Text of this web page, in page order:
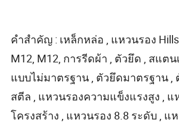
คำสำคัญ : เหล็กหล่อ , แหวนรอง
M12, M12, การรีดผ้า , ตัวยึด , สแต
แบบไม่มาตรฐาน , ตัวยึดมาตรฐาน ,
สตีล , แหวนรองความแข็งแรงสูง , แ
โครงสร้าง , แหวนรอง 8.8 ระดับ , แห